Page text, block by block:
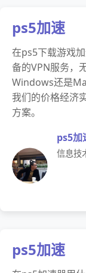
ps5加速
在ps5下载游戏
备的VPN服务，
Windows还是
我们的价格经济
方案。
ps5加
信息技
ps5加速